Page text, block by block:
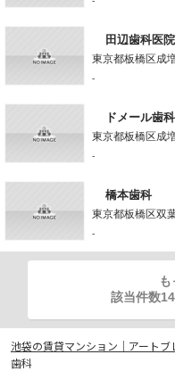
田辺歯科医院
東京都板橋区成
-
ドメール歯科
東京都板橋区成
-
橋本歯科
東京都板橋区双
-
も
該当件数
池袋の賃貸マンション｜アートブ
歯科